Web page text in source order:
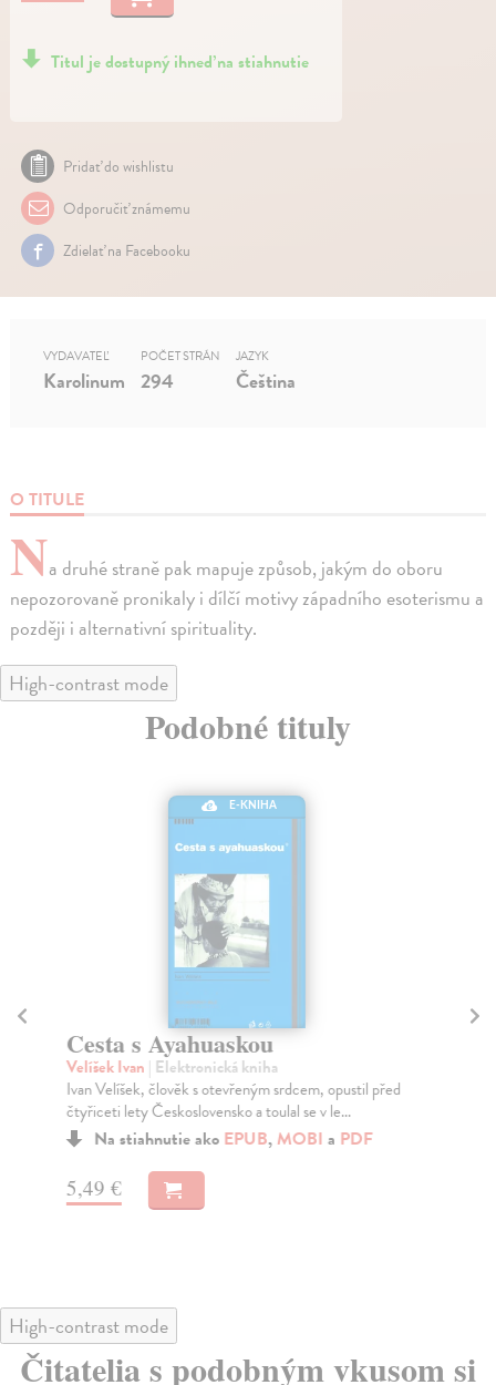
Titul je dostupný ihneď na stiahnutie
Pridať do wishlistu
Odporučiť známemu
Zdielať na Facebooku
O TITULE
Na druhé straně pak mapuje způsob, jakým do oboru
nepozorovaně pronikaly i dílčí motivy západního esoterismu a
později i alternativní spirituality.
VYDAVATEĽ
Karolinum
POČET STRÁN
294
JAZYK
Čeština
High-contrast mode
Podobné tituly
E-KNIHA
Cesta s Ayahuaskou
Velíšek Ivan | Elektronická kniha
Ivan Velíšek, člověk s otevřeným srdcem, opustil před
čtyřiceti lety Československo a toulal se v le...
Na stiahnutie ako EPUB,MOBI a PDF
5,49 €
High-contrast mode
Čitatelia s podobným vkusom si